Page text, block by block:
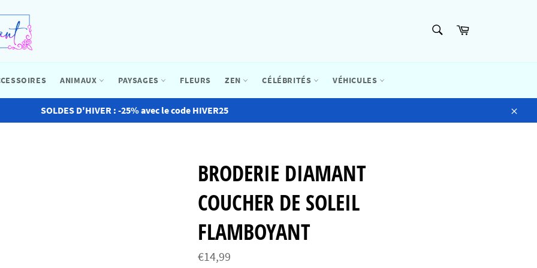
Panier
ANIMAUX PAYSAGES FLEURS ZEN CÉLÉBRITÉS VÉHICULES
SOLDES D'HIVER : -25% avec le code HIVER25
Close
BRODERIE DIAMANT
COUCHER DE SOLEIL
FLAMBOYANT
Prix
régulier
€14,99